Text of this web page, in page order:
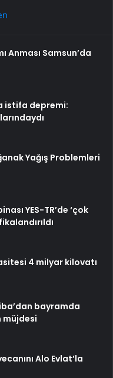
Anması Samsun’da
istifa depremi:
Yağış Problemleri
YES-TR’de ‘çok
4 milyar kilovatı
bayramda
müjdesi
Alo Evlat’la